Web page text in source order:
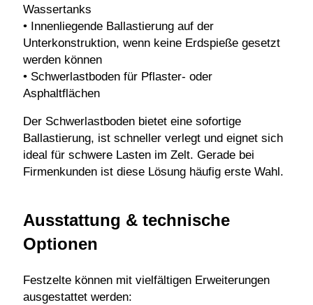
Wassertanks
• Innenliegende Ballastierung auf der
Unterkonstruktion, wenn keine Erdspieße gesetzt
werden können
• Schwerlastboden für Pflaster- oder
Asphaltflächen
Der Schwerlastboden bietet eine sofortige
Ballastierung, ist schneller verlegt und eignet sich
ideal für schwere Lasten im Zelt. Gerade bei
Firmenkunden ist diese Lösung häufig erste Wahl.
Ausstattung & technische
Optionen
Festzelte können mit vielfältigen Erweiterungen
ausgestattet werden: